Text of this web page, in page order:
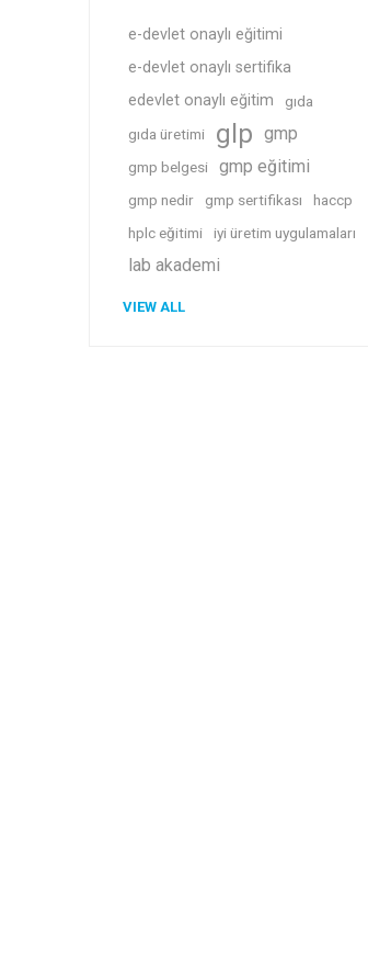
e-devlet onaylı eğitimi
e-devlet onaylı sertifika
edevlet onaylı eğitim
gıda
gıda üretimi
glp gmp
gmp belgesi gmp eğitimi
gmp nedir gmp sertifikası
haccp
hplc eğitimi
iyi üretim uygulamaları
lab akademi
VIEW ALL